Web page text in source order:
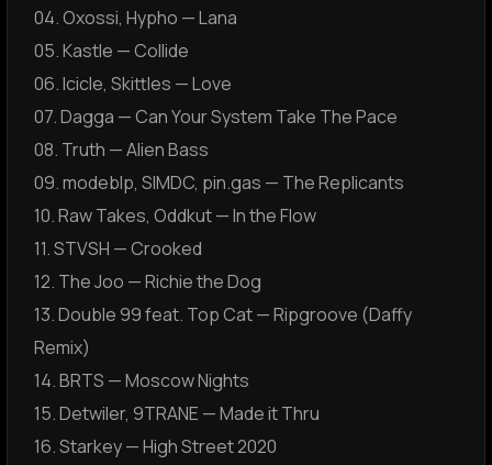
04. Oxossi, Hypho — Lana
05. Kastle — Collide
06. Icicle, Skittles — Love
07. Dagga — Can Your System Take The Pace
08. Truth — Alien Bass
09. modeblp, SIMDC, pin.gas — The Replicants
10. Raw Takes, Oddkut — In the Flow
11. STVSH — Crooked
12. The Joo — Richie the Dog
13. Double 99 feat. Top Cat — Ripgroove (Daffy
Remix)
14. BRTS — Moscow Nights
15. Detwiler, 9TRANE — Made it Thru
16. Starkey — High Street 2020